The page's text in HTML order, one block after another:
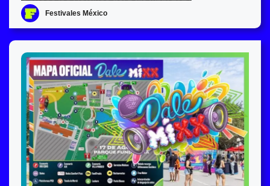
Festivales México